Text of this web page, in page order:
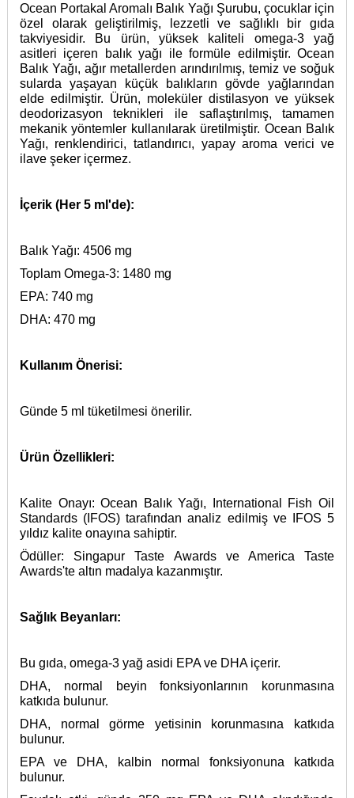
Ocean Portakal Aromalı Balık Yağı Şurubu, çocuklar için
özel olarak geliştirilmiş, lezzetli ve sağlıklı bir gıda
takviyesidir. Bu ürün, yüksek kaliteli omega-3 yağ
asitleri içeren balık yağı ile formüle edilmiştir. Ocean
Balık Yağı, ağır metallerden arındırılmış, temiz ve soğuk
sularda yaşayan küçük balıkların gövde yağlarından
elde edilmiştir. Ürün, moleküler distilasyon ve yüksek
deodorizasyon teknikleri ile saflaştırılmış, tamamen
mekanik yöntemler kullanılarak üretilmiştir. Ocean Balık
Yağı, renklendirici, tatlandırıcı, yapay aroma verici ve
ilave şeker içermez.
İçerik (Her 5 ml'de):
Balık Yağı: 4506 mg
Toplam Omega-3: 1480 mg
EPA: 740 mg
DHA: 470 mg
Kullanım Önerisi:
Günde 5 ml tüketilmesi önerilir.
Ürün Özellikleri:
Kalite Onayı: Ocean Balık Yağı, International Fish Oil
Standards (IFOS) tarafından analiz edilmiş ve IFOS 5
yıldız kalite onayına sahiptir.
Ödüller: Singapur Taste Awards ve America Taste
Awards'te altın madalya kazanmıştır.
Sağlık Beyanları:
Bu gıda, omega-3 yağ asidi EPA ve DHA içerir.
DHA, normal beyin fonksiyonlarının korunmasına
katkıda bulunur.
DHA, normal görme yetisinin korunmasına katkıda
bulunur.
EPA ve DHA, kalbin normal fonksiyonuna katkıda
bulunur.